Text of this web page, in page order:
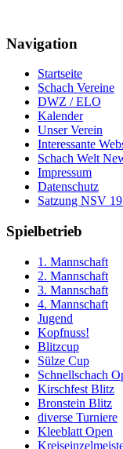
Navigation
Startseite
Schach Vereine
DWZ / ELO
Kalender
Unser Verein
Interessante
Schach Welt
Impressum
Datenschutz
Satzung NSV
Spielbetrieb
1. Mannschaft
2. Mannschaft
3. Mannschaft
4. Mannschaft
Jugend
Kopfnuss!
Blitzcup
Sülze Cup
Schnellschach
Kirschfest Blitz
Bronstein Blitz
diverse Turniere
Kleeblatt Open